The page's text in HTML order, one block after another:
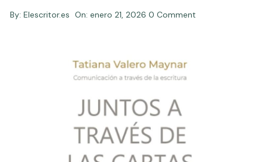
By: Elescritor.es On:enero 21, 2026 0 Comment